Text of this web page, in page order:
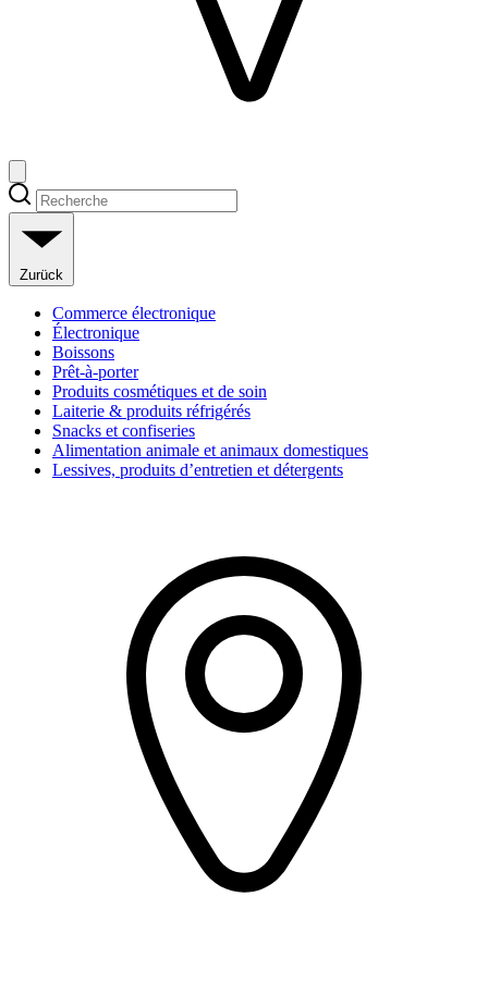
Zurück
Commerce électronique
Électronique
Boissons
Prêt-à-porter
Produits cosmétiques et de soin
Laiterie & produits réfrigérés
Snacks et confiseries
Alimentation animale et animaux domestiques
Lessives, produits d’entretien et détergents